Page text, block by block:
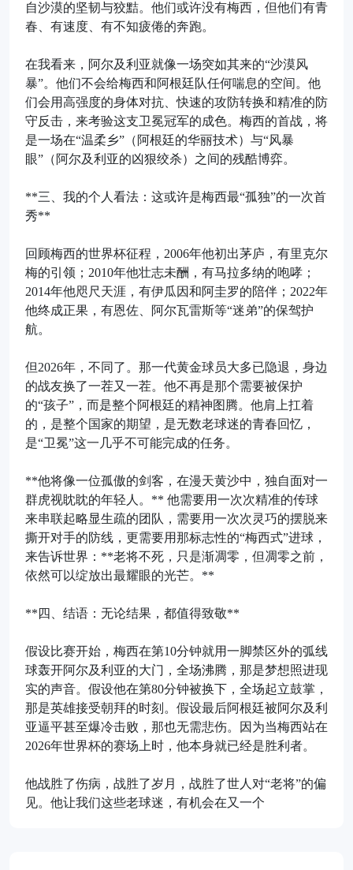
自沙漠的坚韧与狡黠。他们或许没有梅西，但他们有青
春、有速度、有不知疲倦的奔跑。
在我看来，阿尔及利亚就像一场突如其来的“沙漠风
暴”。他们不会给梅西和阿根廷队任何喘息的空间。他
们会用高强度的身体对抗、快速的攻防转换和精准的防
守反击，来考验这支卫冕冠军的成色。梅西的首战，将
是一场在“温柔乡”（阿根廷的华丽技术）与“风暴
眼”（阿尔及利亚的凶狠绞杀）之间的残酷博弈。
**三、我的个人看法：这或许是梅西最“孤独”的一次首
秀**
回顾梅西的世界杯征程，2006年他初出茅庐，有里克尔
梅的引领；2010年他壮志未酬，有马拉多纳的咆哮；
2014年他咫尺天涯，有伊瓜因和阿圭罗的陪伴；2022年
他终成正果，有恩佐、阿尔瓦雷斯等“迷弟”的保驾护
航。
但2026年，不同了。那一代黄金球员大多已隐退，身边
的战友换了一茬又一茬。他不再是那个需要被保护
的“孩子”，而是整个阿根廷的精神图腾。他肩上扛着
的，是整个国家的期望，是无数老球迷的青春回忆，
是“卫冕”这一几乎不可能完成的任务。
**他将像一位孤傲的剑客，在漫天黄沙中，独自面对一
群虎视眈眈的年轻人。** 他需要用一次次精准的传球
来串联起略显生疏的团队，需要用一次次灵巧的摆脱来
撕开对手的防线，更需要用那标志性的“梅西式”进球，
来告诉世界：**老将不死，只是渐凋零，但凋零之前，
依然可以绽放出最耀眼的光芒。**
**四、结语：无论结果，都值得致敬**
假设比赛开始，梅西在第10分钟就用一脚禁区外的弧线
球轰开阿尔及利亚的大门，全场沸腾，那是梦想照进现
实的声音。假设他在第80分钟被换下，全场起立鼓掌，
那是英雄接受朝拜的时刻。假设最后阿根廷被阿尔及利
亚逼平甚至爆冷击败，那也无需悲伤。因为当梅西站在
2026年世界杯的赛场上时，他本身就已经是胜利者。
他战胜了伤病，战胜了岁月，战胜了世人对“老将”的偏
见。他让我们这些老球迷，有机会在又一个